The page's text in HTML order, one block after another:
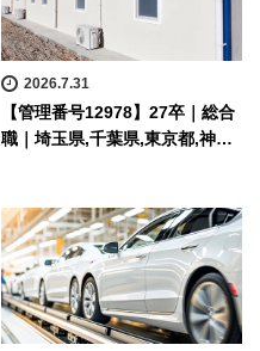
2026.7.31
【管理番号12978】27卒｜総合
職｜埼玉県,千葉県,東京都,神…